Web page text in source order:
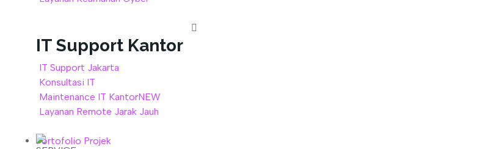
IT Support Kantor
IT Support Jakarta
Konsultasi IT
Maintenance IT KantorNEW
Layanan Remote Jarak Jauh
Portofolio Projek